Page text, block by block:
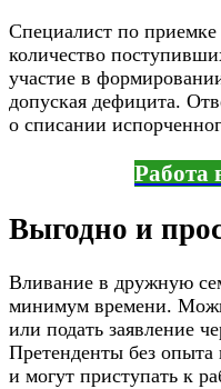
Специалист по приемке
количество
участие в
допуская дефицита.
о списании
Работа
Выгодно и
Вливание в дружную
минимум времени.
или подать заявление
Претенденты без опыта
и могут приступать к